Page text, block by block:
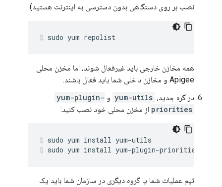
نصب بر روی دستگاهی بدون دسترسی به اینترنت هستید):
sudo yum repolist
همه مخازن خارجی باید غیرفعال شوند، اما مخزن محلی
Apigee و مخازن داخلی شما باید فعال باشند.
در گره جدید، yum-utils و yum-plugin-
priorities از مخزن محلی خود نصب کنید:
sudo yum install yum-plugin-priorities
تیم عملیات شما یا گروه دیگری در سازمان شما باید یک